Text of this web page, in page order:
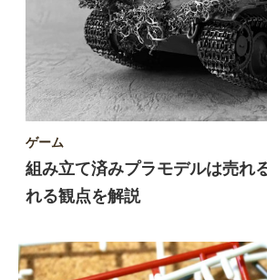
ゲーム
組み立て済みプラモデルは売れ
れる観点を解説